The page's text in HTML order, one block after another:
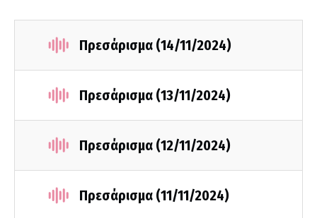
Πρεσάρισμα (14/11/2024)
Πρεσάρισμα (13/11/2024)
Πρεσάρισμα (12/11/2024)
Πρεσάρισμα (11/11/2024)